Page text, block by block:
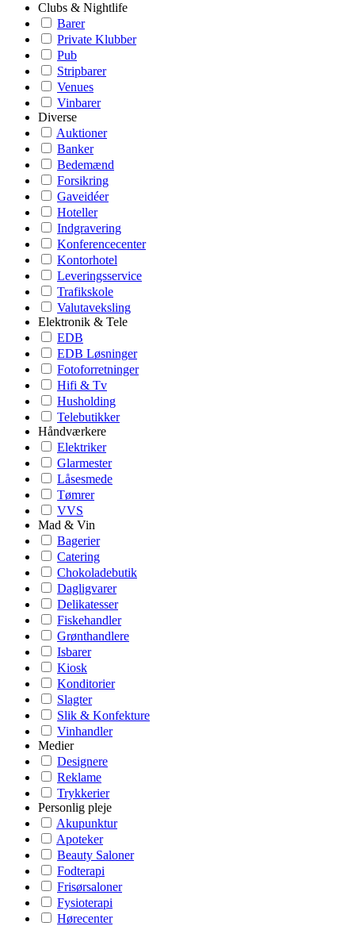
Clubs & Nightlife
Barer
Private Klubber
Pub
Stripbarer
Venues
Vinbarer
Diverse
Auktioner
Banker
Bedemænd
Forsikring
Gaveidéer
Hoteller
Indgravering
Konferencecenter
Kontorhotel
Leveringsservice
Trafikskole
Valutaveksling
Elektronik & Tele
EDB
EDB Løsninger
Fotoforretninger
Hifi & Tv
Husholding
Telebutikker
Håndværkere
Elektriker
Glarmester
Låsesmede
Tømrer
VVS
Mad & Vin
Bagerier
Catering
Chokoladebutik
Dagligvarer
Delikatesser
Fiskehandler
Grønthandlere
Isbarer
Kiosk
Konditorier
Slagter
Slik & Konfekture
Vinhandler
Medier
Designere
Reklame
Trykkerier
Personlig pleje
Akupunktur
Apoteker
Beauty Saloner
Fodterapi
Frisørsaloner
Fysioterapi
Hørecenter